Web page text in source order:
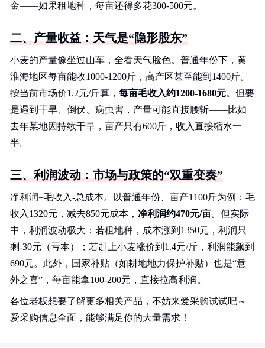
金——如果租地种，每亩还得多花300-500元。
二、产量收益：天气是“隐形股东”
小麦的产量像坐过山车，全看天气脸色。普通年份下，黄
淮海地区每亩能收1000-1200斤，高产区甚至能到1400斤。
按当前市场价1.2元/斤算， 每亩毛收入约1200-1680元。但要
是遇到干旱、倒伏、病虫害，产量可能直接腰斩——比如
去年某地因持续干旱，亩产只有600斤，收入直接缩水一
半。
三、利润波动：市场与政策的“双重变奏”
净利润=毛收入-总成本。以普通年份、亩产1100斤为例：毛
收入1320元，减去850元成本， 净利润约470元/亩。但实际
中，利润波动极大：若租地种，成本涨到1350元，利润只
剩-30元（亏本）；若赶上小麦涨价到1.4元/斤，利润能飙到
690元。此外，国家补贴（如耕地地力保护补贴）也是“意
外之喜”，每亩能拿100-200元，直接拉高利润。
各位老板想要了解更多相关产品，不妨来爱采购试试吧～
爱采购信息全面，能够满足你的大量需求！